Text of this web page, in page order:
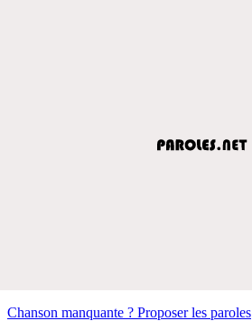
Chanson manquante ? Proposer les paroles